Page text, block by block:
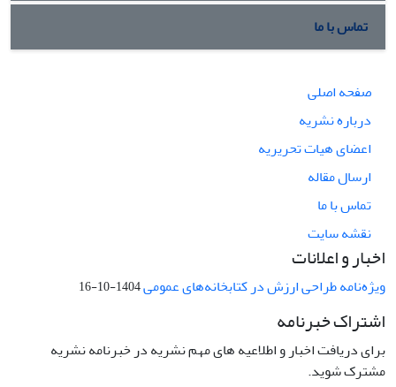
تماس با ما
صفحه اصلی
درباره نشریه
اعضای هیات تحریریه
ارسال مقاله
تماس با ما
نقشه سایت
اخبار و اعلانات
ویژه‌نامه طراحی ارزش در کتابخانه‌های عمومی1404-10-16
اشتراک خبرنامه
برای دریافت اخبار و اطلاعیه های مهم نشریه در خبرنامه نشریه
مشترک شوید.